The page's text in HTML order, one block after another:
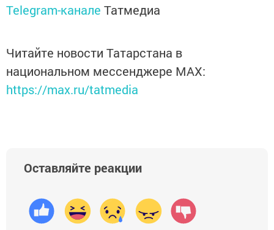
Telegram-канале Татмедиа
Читайте новости Татарстана в
национальном мессенджере MАХ:
https://max.ru/tatmedia
Оставляйте реакции